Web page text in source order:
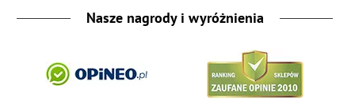
Nasze nagrody i wyróżnienia